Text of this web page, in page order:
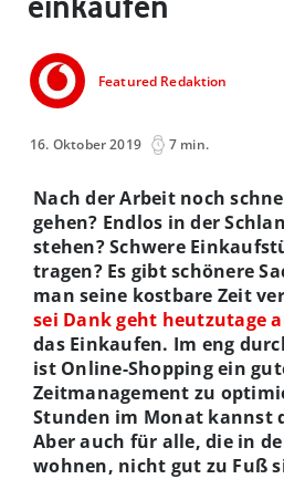
Featured Redaktion
16. Oktober 2019 7 min.
Nach der Arbeit noch
gehen? Endlos in der
stehen? Schwere
tragen? Es gibt schönere
man seine kostbare Zeit
sei Dank geht heutzutage
das Einkaufen. Im eng
ist Online-Shopping ein
Zeitmanagement zu
Stunden im Monat kannst
Aber auch für alle, die in
wohnen, nicht gut zu Fuß